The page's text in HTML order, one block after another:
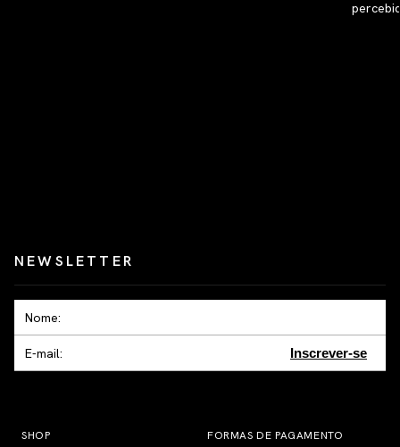
NEWSLETTER
Inscrever-se
SHOP
FORMAS DE PAGAMENTO